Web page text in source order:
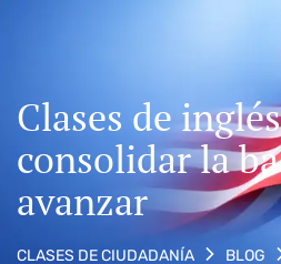
Clases de
consolidar la
avanzar
CLASES DE CIUDADANÍA BLOG